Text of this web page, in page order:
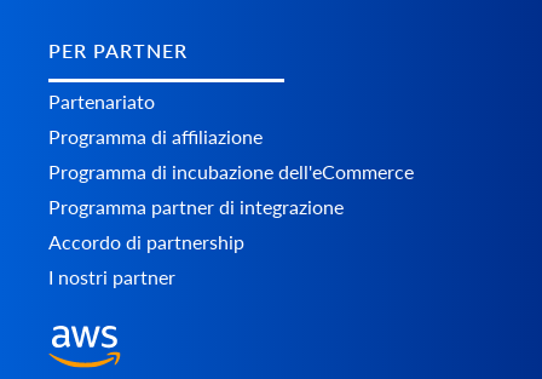
PER PARTNER
Partenariato
Programma di affiliazione
Programma di incubazione dell'eCommerce
Programma partner di integrazione
Accordo di partnership
I nostri partner